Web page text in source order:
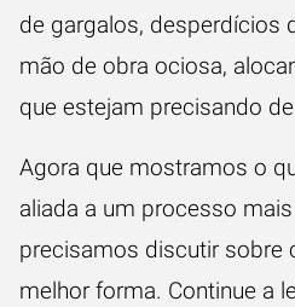
de gargalos, desperdícios
mão de obra ociosa,
que estejam precisando
Agora que mostramos o
aliada a um processo
precisamos discutir sobre
melhor forma. Continue a